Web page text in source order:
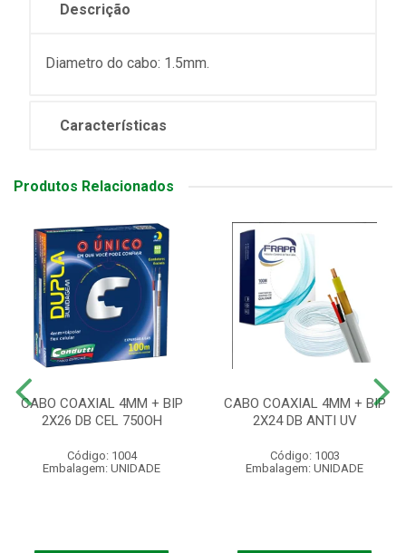
Descrição
Diametro do cabo: 1.5mm.
Características
Produtos Relacionados
CABO COAXIAL 4MM + BIP
2X26 DB CEL 750OH
Código: 1004
Embalagem: UNIDADE
CABO COAXIAL 4MM + BIP
2X24 DB ANTI UV
Código: 1003
Embalagem: UNIDADE